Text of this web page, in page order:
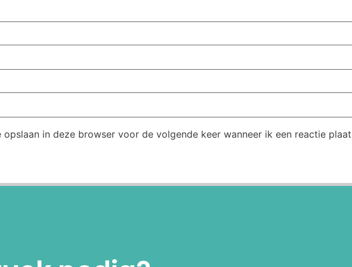
opslaan in deze browser voor de volgende keer wanneer ik een reactie